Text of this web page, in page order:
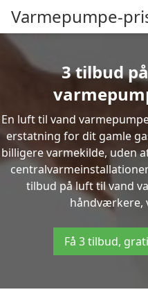
Varmepumpe-
3 tilbud
En luft til vand
erstatning for dit gamle
billigere varmekilde, uden
tilbud på luft til vand
håndværkere,
Få 3 tilbud,